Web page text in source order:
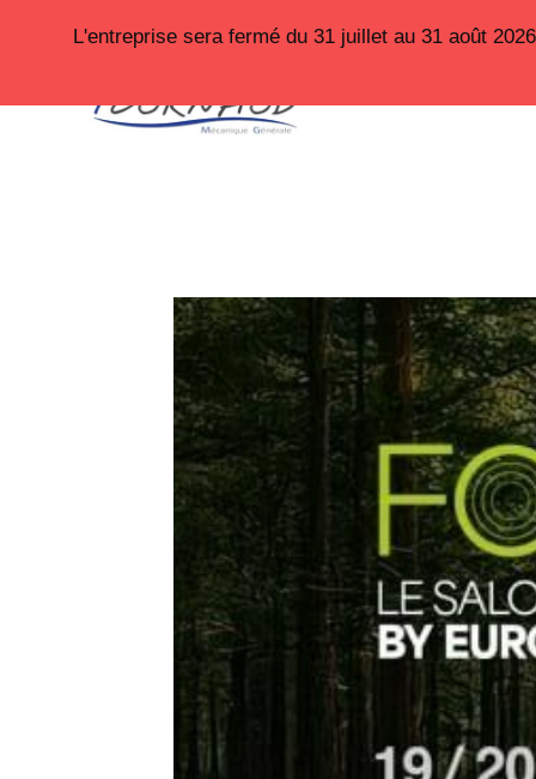
L'entreprise sera fermé du 31 juillet au 31 août